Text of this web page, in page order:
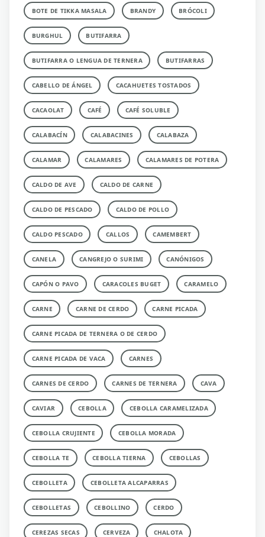
BOTE DE TIKKA MASALA BRANDY BRÓCOLI
BURGHUL BUTIFARRA
BUTIFARRA O LENGUA DE TERNERA BUTIFARRAS
CABELLO DE ÁNGEL CACAHUETES TOSTADOS
CACAOLAT CAFÉ CAFÉ SOLUBLE
CALABACÍN CALABACINES CALABAZA
CALAMAR CALAMARES CALAMARES DE POTERA
CALDO DE AVE CALDO DE CARNE
CALDO DE PESCADO CALDO DE POLLO
CALDO PESCADO CALLOS CAMEMBERT
CANELA CANGREJO O SURIMI CANÓNIGOS
CAPÓN O PAVO CARACOLES BUGET CARAMELO
CARNE CARNE DE CERDO CARNE PICADA
CARNE PICADA DE TERNERA O DE CERDO
CARNE PICADA DE VACA CARNES
CARNES DE CERDO CARNES DE TERNERA CAVA
CAVIAR CEBOLLA CEBOLLA CARAMELIZADA
CEBOLLA CRUJIENTE CEBOLLA MORADA
CEBOLLA TE CEBOLLA TIERNA CEBOLLAS
CEBOLLETA CEBOLLETA ALCAPARRAS
CEBOLLETAS CEBOLLINO CERDO
CEREZAS SECAS CERVEZA CHALOTA